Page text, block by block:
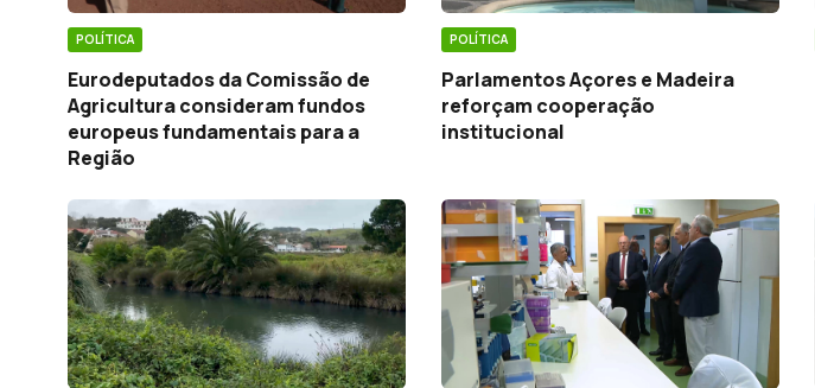
POLÍTICA
Eurodeputados da Comissão de
Agricultura consideram fundos
europeus fundamentais para a
Região
POLÍTICA
Parlamentos Açores e Madeira
reforçam cooperação
institucional